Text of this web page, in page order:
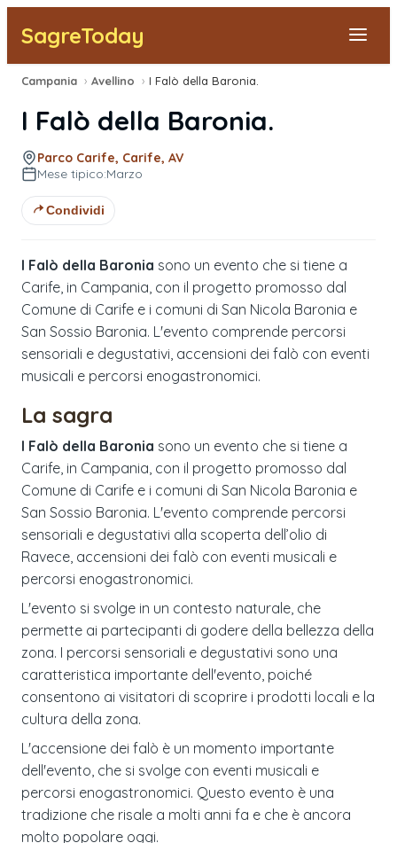
SagreToday
Segnala una sagra
Vicino a Me
Campania › Avellino › I Falò della Baronia.
I Falò della Baronia.
Parco Carife, Carife, AV
Mese tipico:Marzo
Condividi
I Falò della Baronia sono un evento che si tiene a
Carife, in Campania, con il progetto promosso dal
Comune di Carife e i comuni di San Nicola Baronia e
San Sossio Baronia. L'evento comprende percorsi
sensoriali e degustativi, accensioni dei falò con eventi
musicali e percorsi enogastronomici.
La sagra
I Falò della Baronia sono un evento che si tiene a
Carife, in Campania, con il progetto promosso dal
Comune di Carife e i comuni di San Nicola Baronia e
San Sossio Baronia. L'evento comprende percorsi
sensoriali e degustativi alla scoperta dell’olio di
Ravece, accensioni dei falò con eventi musicali e
percorsi enogastronomici.
L'evento si svolge in un contesto naturale, che
permette ai partecipanti di godere della bellezza della
zona. I percorsi sensoriali e degustativi sono una
caratteristica importante dell'evento, poiché
consentono ai visitatori di scoprire i prodotti locali e la
cultura della zona.
L'accensione dei falò è un momento importante
dell'evento, che si svolge con eventi musicali e
percorsi enogastronomici. Questo evento è una
tradizione che risale a molti anni fa e che è ancora
molto popolare oggi.